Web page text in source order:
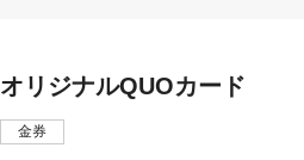
オリジナルQUOカード
金券